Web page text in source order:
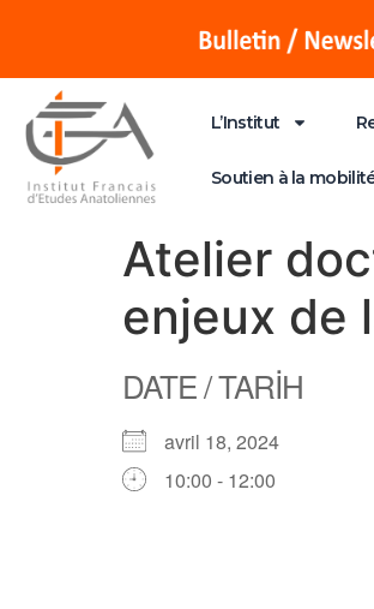
L’Institut
Soutien à la
Atelier
enjeux de
DATE / TARİH
avril 18, 2024
10:00 - 12:00